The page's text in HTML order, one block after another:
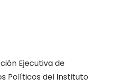
Ejecutiva de
Políticos del Instituto